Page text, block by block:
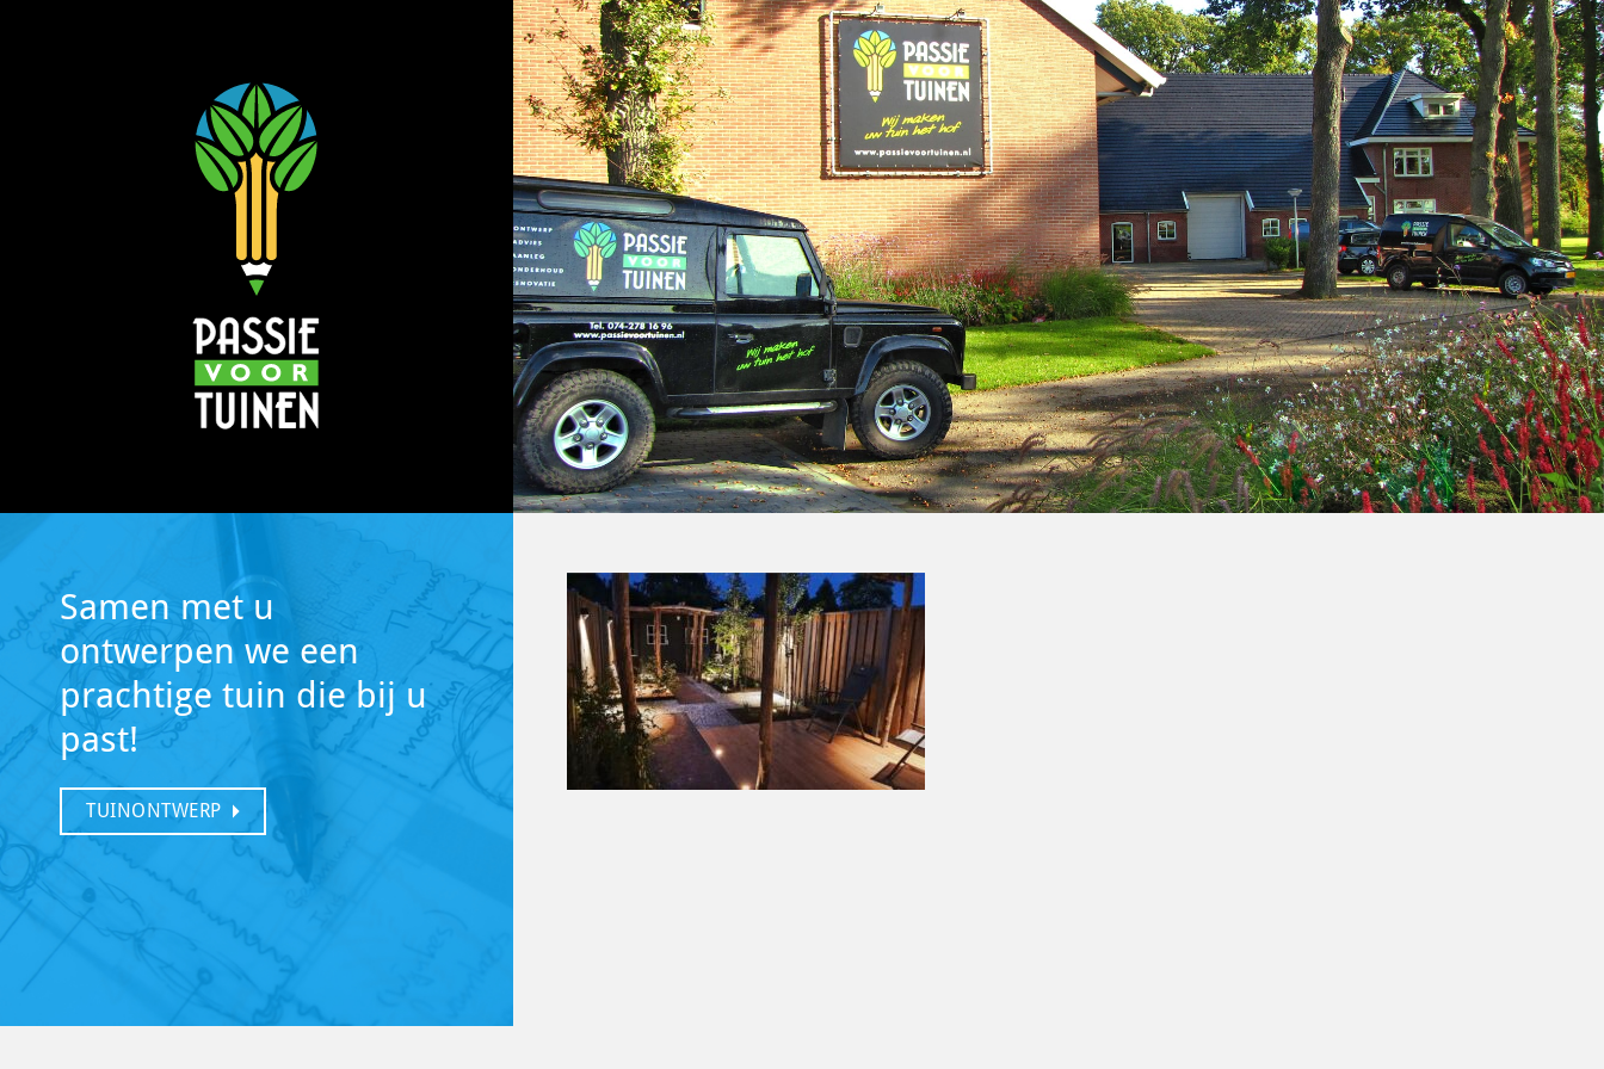
Samen met u
ontwerpen we een
prachtige tuin die bij u
past!
TUINONTWERP